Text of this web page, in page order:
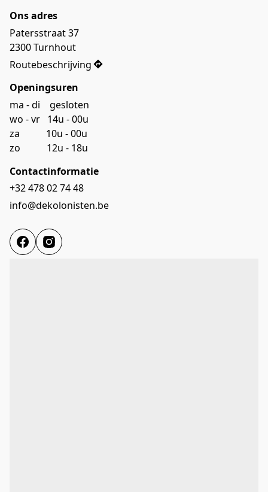
Ons adres
Patersstraat 37
2300 Turnhout
Routebeschrijving
Openingsuren
ma - di    gesloten
wo - vr   14u - 00u
za           10u - 00u
zo           12u - 18u
Contactinformatie
+32 478 02 74 48
info@dekolonisten.be